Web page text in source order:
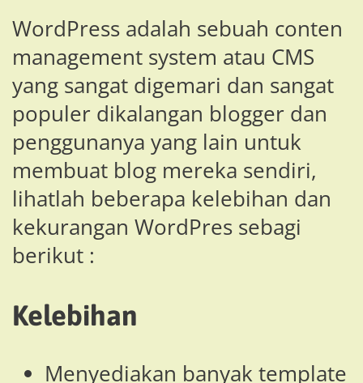
WordPress adalah sebuah conten
management system atau CMS
yang sangat digemari dan sangat
populer dikalangan blogger dan
penggunanya yang lain untuk
membuat blog mereka sendiri,
lihatlah beberapa kelebihan dan
kekurangan WordPres sebagi
berikut :
Kelebihan
Menyediakan banyak template